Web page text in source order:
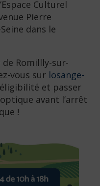
Culturel
Pierre
dans le
Romillly-sur-
vous sur losange-
et passer
avant l’arrêt
!